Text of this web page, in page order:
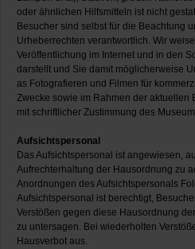
oder ähnlichen Hilfsmitteln ist nicht
Besucher sind selbst für die Beachtung
Urheberrechten verantwortlich. Wir
Veröffentlichung im Internet und in den
darstellt und Sie damit möglicherweise
as Fotografieren und Filmen für
Zwecke sowie im Rahmen der aktuellen
mit schriftlicher Zustimmung des
Aufsichtspersonal
Das Aufsichtspersonal ist angewiesen,
Aufrechterhaltung der Hausordnung zu
Anordnungen des Aufsichtspersonals
Aufsichtspersonal ist berechtigt,
Verstößen gegen diese Hausordnung
zu untersagen. Bei wiederholten
Hausverbot aus.